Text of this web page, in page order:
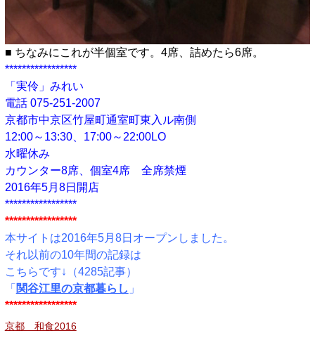
■ ちなみにこれが半個室です。4席、詰めたら6席。
*****************
「実伶」みれい
電話 075-251-2007
京都市中京区竹屋町通室町東入ル南側
12:00～13:30、17:00～22:00LO
水曜休み
カウンター8席、個室4席 全席禁煙
2016年5月8日開店
*****************
*****************
本サイトは2016年5月8日オープンしました。
それ以前の10年間の記録は
こちらです↓（4285記事）
「 関谷江里の京都暮らし 」
*****************
京都 和食2016